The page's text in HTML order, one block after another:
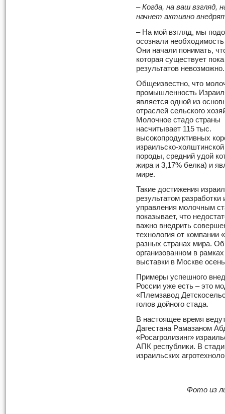
– Когда, на ваш взгляд,
начнет активно
– На мой взгляд, мы
осознали
Они начали понимать,
которая существует
результатов невозможно.
Общеизвестно, что
промышленность
является одной из
отраслей сельского
Молочное стадо страны
насчитывает 115 тыс.
высокопродуктивных
израильско-холштинской
породы, средний удой
жира и 3,17% белка) и
мире.
Такие достижения
результатом
управления молочным
показывает, что
важно внедрить
технология от
разных странах мира.
организованном в
выставки в Москве
Примеры успешного
России уже есть – это
«Племзавод
голов дойного стада.
В настоящее время
Дагестана Рамазаном
«Росагролизинг»
АПК республики. В
израильских
Фото из